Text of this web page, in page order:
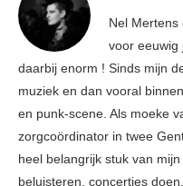
Nel Mertens
voor eeuwig
daarbij enorm ! Sinds mijn
muziek en dan vooral
en punk-scene. Als moeke
zorgcoördinator in twee
heel belangrijk stuk van
beluisteren, concertjes